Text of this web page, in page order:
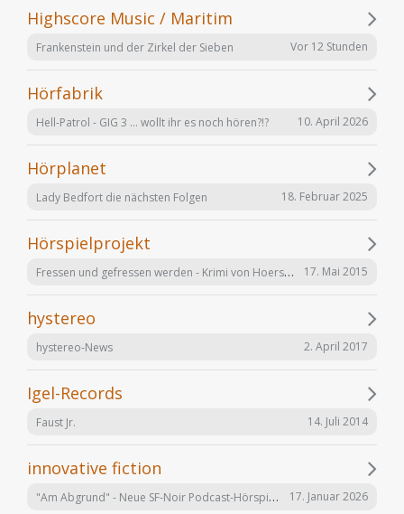
Highscore Music / Maritim
Frankenstein und der Zirkel der Sieben Vor 12 Stunden
Hörfabrik
Hell-Patrol - GIG 3 ... wollt ihr es noch hören?!? 10. April 2026
Hörplanet
Lady Bedfort die nächsten Folgen 18. Februar 2025
Hörspielprojekt
Fressen und gefressen werden - Krimi von Hoerspielprojekt.de 17. Mai 2015
hystereo
hystereo-News 2. April 2017
Igel-Records
Faust Jr. 14. Juli 2014
innovative fiction
"Am Abgrund" - Neue SF-Noir Podcast-Hörspielserie 17. Januar 2026